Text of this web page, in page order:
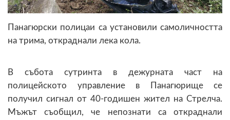
Панагюрски полицаи са установили самоличността
на трима, откраднали лека кола.
В събота сутринта в дежурната част на
полицейското управление в Панагюрище се
получил сигнал от 40-годишен жител на Стрелча.
Мъжът съобщил, че непознати са откраднали